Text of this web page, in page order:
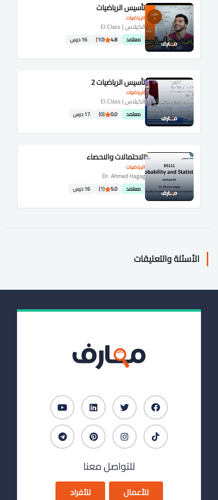
الرياضيات
تأسيس الرياضيات
الكيلاس | El Class
معتمد 4.8
(10) 16 درس
الرياضيات
تأسيس الرياضيات 2
الكيلاس | El Class
معتمد 0.0
(0) 17 درس
الرياضيات
الاحتمالات والاحصاء
Dr. Ahmed Hagag
معتمد 5.0
(1) 16 درس
الأسئلة والتعليقات
للتواصل معنا
للأعمال للأفراد